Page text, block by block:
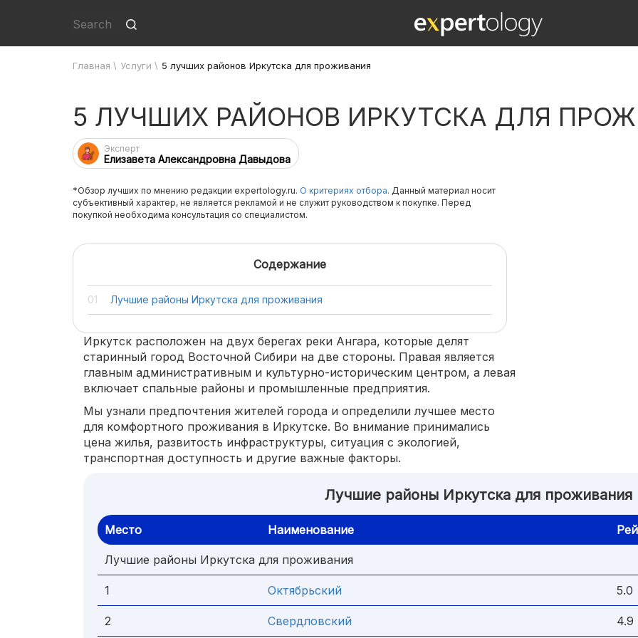
Главная \ Услуги \ 5 лучших районов Иркутска для проживания
5 ЛУЧШИХ РАЙОНОВ ИРКУТСКА ДЛЯ
Эксперт
Елизавета Александровна Давыдова
*Обзор лучших по мнению редакции expertology.ru. О критериях отбора. Данный материал носит
субъективный характер, не является рекламой и не служит руководством к покупке. Перед
покупкой необходима консультация со специалистом.
Содержание
Лучшие районы Иркутска для проживания
Иркутск расположен на двух берегах реки Ангара, которые делят
старинный город Восточной Сибири на две стороны. Правая является
главным административным и культурно-историческим центром, а левая
включает спальные районы и промышленные предприятия.
Мы узнали предпочтения жителей города и определили лучшее место
для комфортного проживания в Иркутске. Во внимание принимались
цена жилья, развитость инфраструктуры, ситуация с экологией,
транспортная доступность и другие важные факторы.
Лучшие районы Иркутска для проживания
Место Наименование
Лучшие районы Иркутска для проживания
1 Октябрьский 5.0
2 Свердловский 4.9